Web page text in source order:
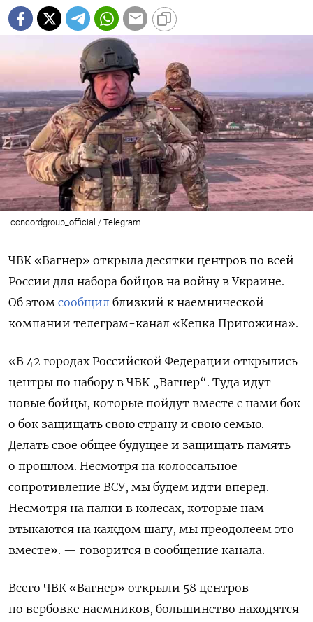
concordgroup_official / Telegram
ЧВК «Вагнер» открыла десятки центров по всей
России для набора бойцов на войну в Украине.
Об этом сообщил близкий к наемнической
компании телеграм-канал «Кепка Пригожина».
«В 42 городах Российской Федерации открылись
центры по набору в ЧВК „Вагнер“. Туда идут
новые бойцы, которые пойдут вместе с нами бок
о бок защищать свою страну и свою семью.
Делать свое общее будущее и защищать память
о прошлом. Несмотря на колоссальное
сопротивление ВСУ, мы будем идти вперед.
Несмотря на палки в колесах, которые нам
втыкаются на каждом шагу, мы преодолеем это
вместе». — говорится в сообщение канала.
Всего ЧВК «Вагнер» открыли 58 центров
по вербовке наемников, большинство находятся